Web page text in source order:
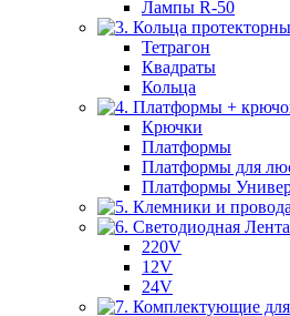
Лампы R-50
Тетрагон
Квадраты
Кольца
Крючки
Платформы
Платформы для
Платформы
220V
12V
24V